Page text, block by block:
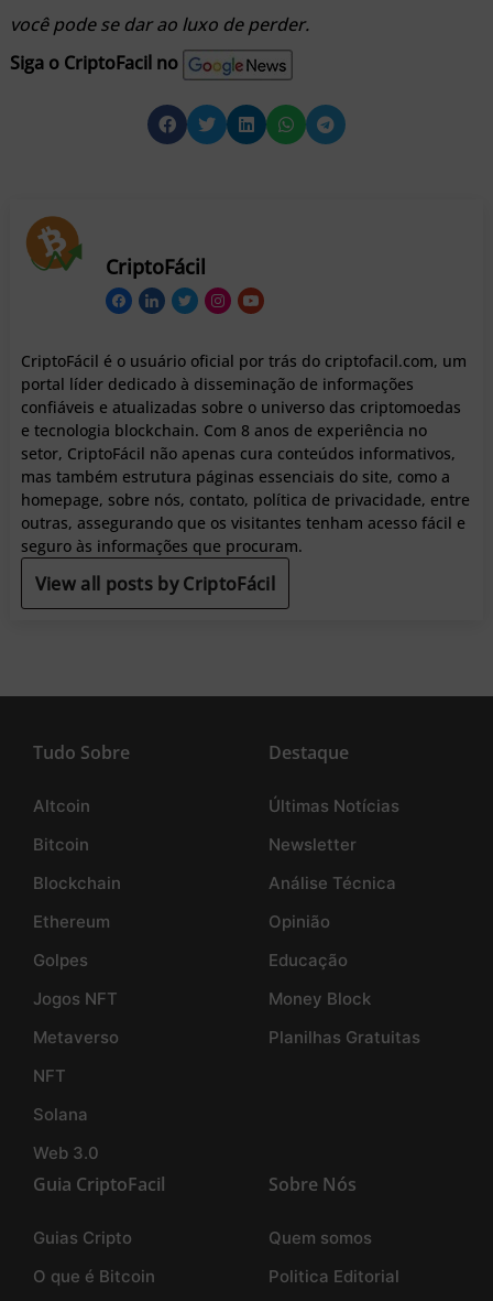
você pode se dar ao luxo de perder.
Siga o CriptoFacil no
CriptoFácil
CriptoFácil é o usuário oficial por trás do criptofacil.com, um
portal líder dedicado à disseminação de informações
confiáveis e atualizadas sobre o universo das criptomoedas
e tecnologia blockchain. Com 8 anos de experiência no
setor, CriptoFácil não apenas cura conteúdos informativos,
mas também estrutura páginas essenciais do site, como a
homepage, sobre nós, contato, política de privacidade, entre
outras, assegurando que os visitantes tenham acesso fácil e
seguro às informações que procuram.
View all posts by CriptoFácil
Tudo Sobre
Altcoin
Bitcoin
Blockchain
Ethereum
Golpes
Jogos NFT
Metaverso
NFT
Solana
Web 3.0
Destaque
Últimas Notícias
Newsletter
Análise Técnica
Opinião
Educação
Money Block
Planilhas Gratuitas
Guia CriptoFacil
Guias Cripto
O que é Bitcoin
Sobre Nós
Quem somos
Politica Editorial